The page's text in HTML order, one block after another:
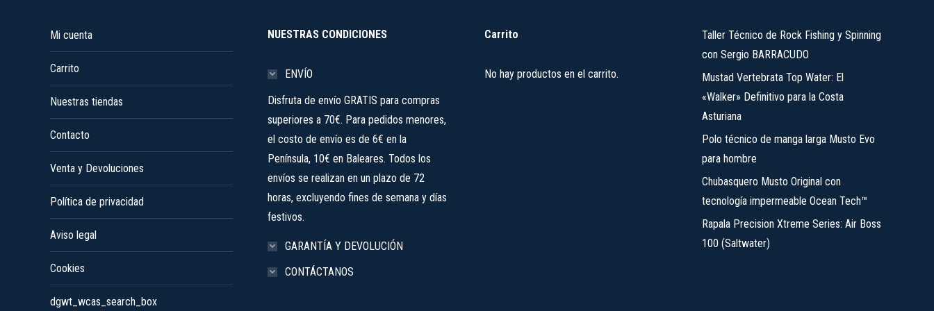
producto
pueden
en
producto
se
elegir
de
Mi cuenta
Carrito
Nuestras tiendas
Contacto
Venta y Devoluciones
Política de privacidad
Aviso legal
Cookies
dgwt_wcas_search_box
NUESTRAS CONDICIONES
ENVÍO
Disfruta de envío GRATIS para compras
superiores a 70€. Para pedidos menores,
el costo de envío es de 6€ en la
Península, 10€ en Baleares. Todos los
envíos se realizan en un plazo de 72
horas, excluyendo fines de semana y días
festivos.
GARANTÍA Y DEVOLUCIÓN
CONTÁCTANOS
Carrito
No hay productos en el carrito.
Taller Técnico de Rock Fishing y Spinning
con Sergio BARRACUDO
Mustad Vertebrata Top Water: El
«Walker» Definitivo para la Costa
Asturiana
Polo técnico de manga larga Musto Evo
para hombre
Chubasquero Musto Original con
tecnología impermeable Ocean Tech™
Rapala Precision Xtreme Series: Air Boss
100 (Saltwater)